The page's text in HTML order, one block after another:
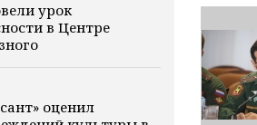
урок
в Центре
оценил